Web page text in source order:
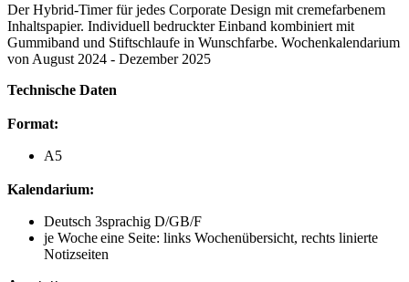
Der Hybrid-Timerfür jedes Corporate Design mit cremefarbenem
Inhaltspapier. Individuell bedruckter Einband kombiniert mit
Gummiband und Stiftschlaufe in Wunschfarbe. Wochenkalendarium
von August 2024 - Dezember 2025
Technische Daten
Format:
A5
Kalendarium:
Deutsch 3sprachig D/GB/F
je Woche eine Seite: links Wochenübersicht, rechts linierte
Notizseiten